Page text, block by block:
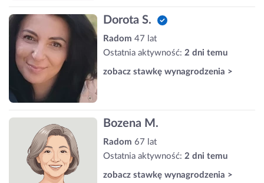
Dorota S.
Radom 47 lat
Ostatnia aktywność: 2 dni temu
zobacz stawkę wynagrodzenia >
Bozena M.
Radom 67 lat
Ostatnia aktywność: 2 dni temu
zobacz stawkę wynagrodzenia >